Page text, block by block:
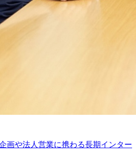
や法人営業に携わる長期インター